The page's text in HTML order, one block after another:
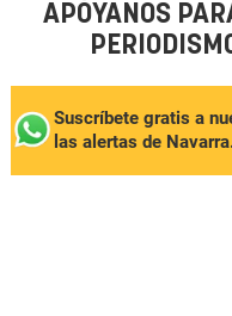
APÓYANOS
Suscríbete gratis a
las alertas de